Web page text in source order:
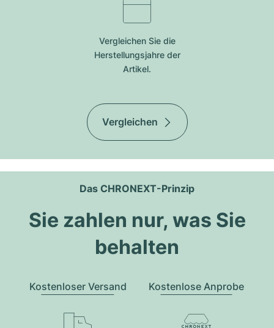
Vergleichen Sie die
Herstellungsjahre der
Artikel.
Vergleichen
Das CHRONEXT-Prinzip
Sie zahlen nur, was Sie
behalten
Kostenloser Versand Kostenlose Anprobe